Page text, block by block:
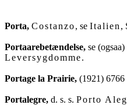
Porta, Costanzo, se Italien ,
Portaarebetændelse,
Leversygdomme.
Portage la Prairie, (1921) 6766
Portalegre, d. s. s. Porto